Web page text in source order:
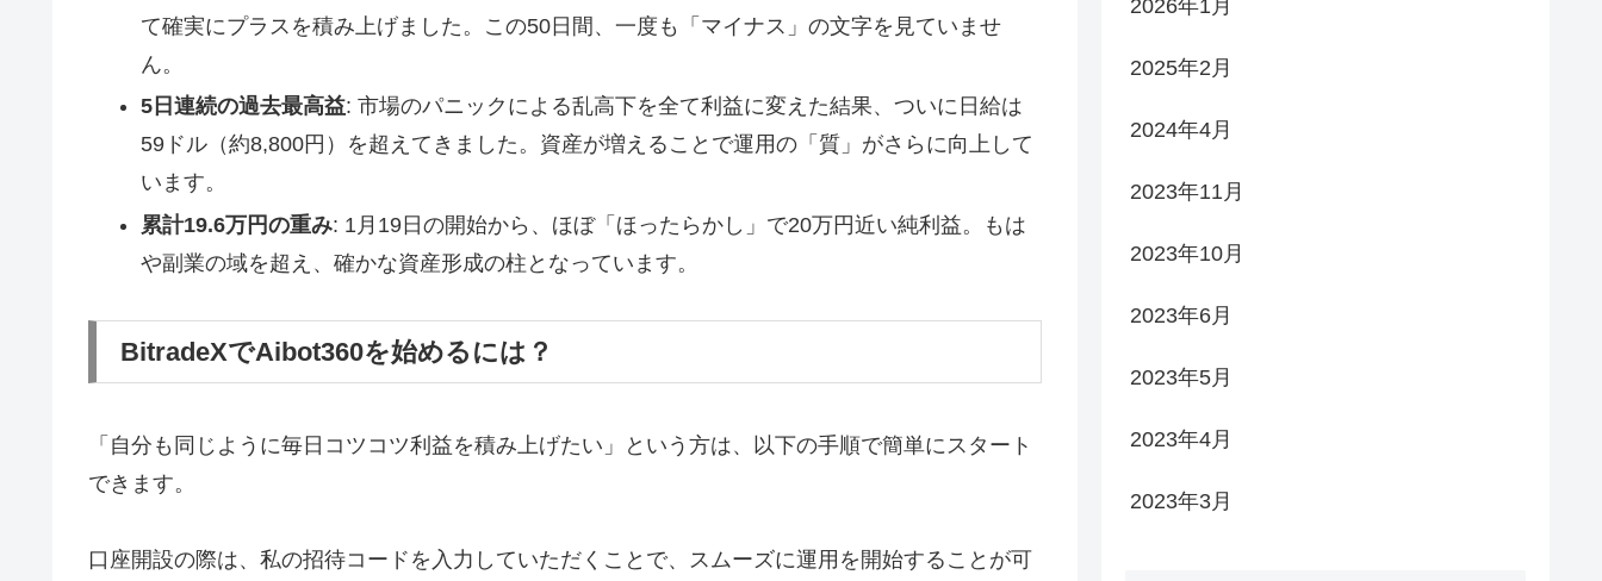
て確実にプラスを積み上げました。この50日間、一度も「マイナス」の文字を見ていませ
ん。
5日連続の過去最高益: 市場のパニックによる乱高下を全て利益に変えた結果、ついに日給は
59ドル（約8,800円）を超えてきました。資産が増えることで運用の「質」がさらに向上して
います。
累計19.6万円の重み: 1月19日の開始から、ほぼ「ほったらかし」で20万円近い純利益。もは
や副業の域を超え、確かな資産形成の柱となっています。
BitradeXでAibot360を始めるには？
「自分も同じように毎日コツコツ利益を積み上げたい」という方は、以下の手順で簡単にスタート
できます。
口座開設の際は、私の招待コードを入力していただくことで、スムーズに運用を開始することが可
2026年1月
2025年2月
2024年4月
2023年11月
2023年10月
2023年6月
2023年5月
2023年4月
2023年3月